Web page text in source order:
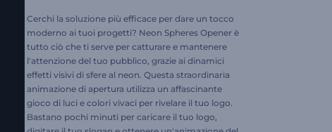
Cerchi la soluzione più efficace per dare un tocco
moderno ai tuoi progetti? Neon Spheres Opener è
tutto ciò che ti serve per catturare e mantenere
l'attenzione del tuo pubblico, grazie ai dinamici
effetti visivi di sfere al neon. Questa straordinaria
animazione di apertura utilizza un affascinante
gioco di luci e colori vivaci per rivelare il tuo logo.
Bastano pochi minuti per caricare il tuo logo,